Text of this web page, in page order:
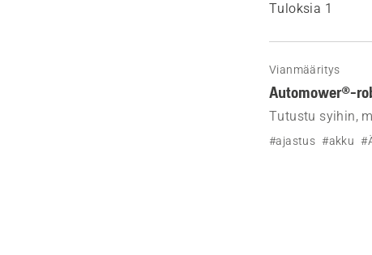
Tuloksia 1
Vianmääritys
Automower®-
Tutustu syihin,
ongelman
#ajastus #akku